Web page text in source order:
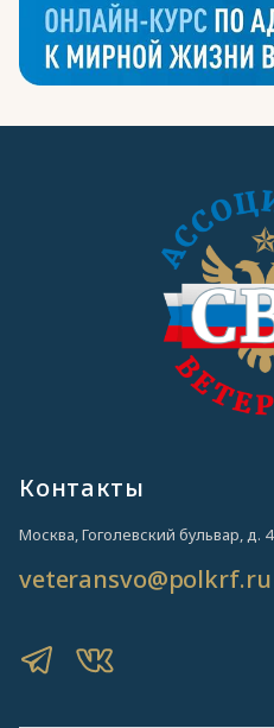
Контакты
Москва, Гоголевский бульвар, д. 4
veteransvo@polkrf.ru